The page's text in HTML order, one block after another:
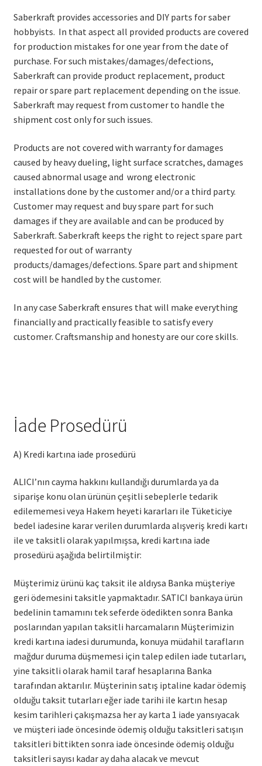
Contact
Saberkraft provides accessories and DIY parts for saber
hobbyists. In that aspect all provided products are covered
for production mistakes for one year from the date of
purchase. For such mistakes/damages/defections,
Saberkraft can provide product replacement, product
repair or spare part replacement depending on the issue.
Saberkraft may request from customer to handle the
shipment cost only for such issues.
Products are not covered with warranty for damages
caused by heavy dueling, light surface scratches, damages
caused abnormal usage and wrong electronic
installations done by the customer and/or a third party.
Customer may request and buy spare part for such
damages if they are available and can be produced by
Saberkraft. Saberkraft keeps the right to reject spare part
requested for out of warranty
products/damages/defections. Spare part and shipment
cost will be handled by the customer.
In any case Saberkraft ensures that will make everything
financially and practically feasible to satisfy every
customer. Craftsmanship and honesty are our core skills.
İade Prosedürü
A) Kredi kartına iade prosedürü
ALICI’nın cayma hakkını kullandığı durumlarda ya da
siparişe konu olan ürünün çeşitli sebeplerle tedarik
edilememesi veya Hakem heyeti kararları ile Tüketiciye
bedel iadesine karar verilen durumlarda alışveriş kredi kartı
ile ve taksitli olarak yapılmışsa, kredi kartına iade
prosedürü aşağıda belirtilmiştir:
Müşterimiz ürünü kaç taksit ile aldıysa Banka müşteriye
geri ödemesini taksitle yapmaktadır. SATICI bankaya ürün
bedelinin tamamını tek seferde ödedikten sonra Banka
poslarından yapılan taksitli harcamaların Müşterimizin
kredi kartına iadesi durumunda, konuya müdahil tarafların
mağdur duruma düşmemesi için talep edilen iade tutarları,
yine taksitli olarak hamil taraf hesaplarına Banka
tarafından aktarılır. Müşterinin satış iptaline kadar ödemiş
olduğu taksit tutarları eğer iade tarihi ile kartın hesap
kesim tarihleri çakışmazsa her ay karta 1 iade yansıyacak
ve müşteri iade öncesinde ödemiş olduğu taksitleri satışın
taksitleri bittikten sonra iade öncesinde ödemiş olduğu
taksitleri sayısı kadar ay daha alacak ve mevcut